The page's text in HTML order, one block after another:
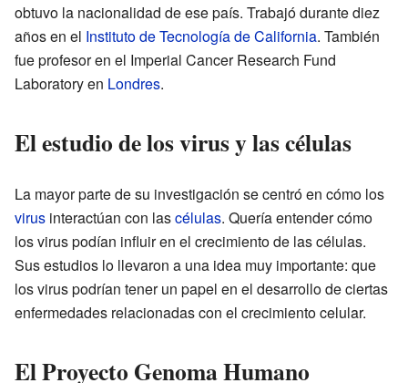
obtuvo la nacionalidad de ese país. Trabajó durante diez
años en el Instituto de Tecnología de California. También
fue profesor en el Imperial Cancer Research Fund
Laboratory en Londres.
El estudio de los virus y las células
La mayor parte de su investigación se centró en cómo los
virus interactúan con lascélulas. Quería entender cómo
los virus podían influir en el crecimiento de las células.
Sus estudios lo llevaron a una idea muy importante: que
los virus podrían tener un papel en el desarrollo de ciertas
enfermedades relacionadas con el crecimiento celular.
El Proyecto Genoma Humano